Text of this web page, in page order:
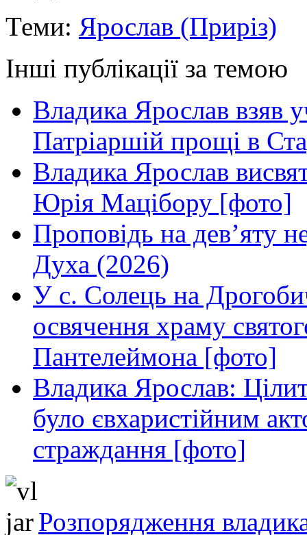
Теми: Ярослав (Приріз)
Інші публікації за темою
Владика Ярослав взяв
Патріаршій прощі в
Владика Ярослав
Юрія Мацібору [фото]
Проповідь на дев’яту
Духа (2026)
У с. Солець на
освячення храму
Пантелеймона [фото]
Владика Ярослав:
було євхаристійним
страждання [фото]
Розпорядження